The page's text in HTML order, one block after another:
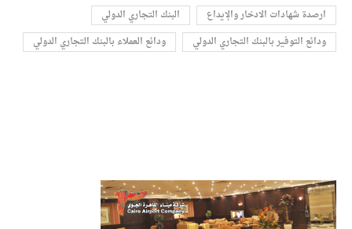
ارصدة شهادات الادخار والإيداع
البنك التجاري الدولي
ودائع التوفير بالبنك التجاري الدولي
ودائع العملاء بالبنك التجاري الدولي